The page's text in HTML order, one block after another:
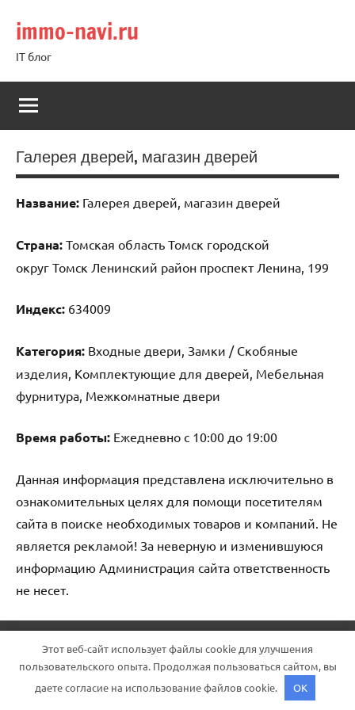
содержимому
immo-navi.ru
IT блог
Галерея дверей, магазин дверей
Название: Галерея дверей, магазин дверей
Страна: Томская область Томск городской
округ Томск Ленинский район проспект Ленина, 199
Индекс: 634009
Категория: Входные двери, Замки / Скобяные
изделия, Комплектующие для дверей, Мебельная
фурнитура, Межкомнатные двери
Время работы: Ежедневно с 10:00 до 19:00
Данная информация представлена исключительно в
ознакомительных целях для помощи посетителям
сайта в поиске необходимых товаров и компаний. Не
является рекламой! За неверную и изменившуюся
информацию Администрация сайта ответственность
не несет.
Этот веб-сайт использует файлы cookie для улучшения
пользовательского опыта. Продолжая пользоваться сайтом, вы
даете согласие на использование файлов cookie.
OK